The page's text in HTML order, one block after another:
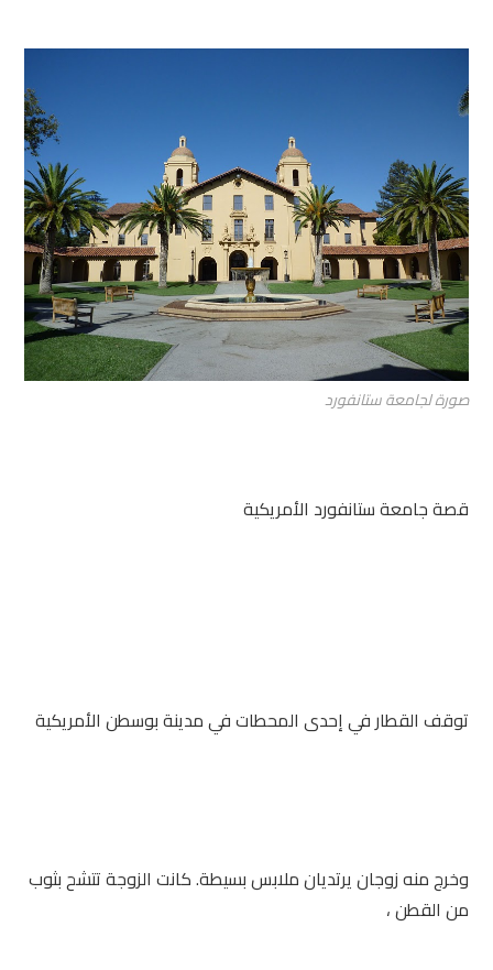
صورة لجامعة ستانفورد
قصة جامعة ستانفورد الأمريكية
توقف القطار في إحدى المحطات في مدينة بوسطن الأمريكية
وخرج منه زوجان يرتديان ملابس بسيطة. كانت الزوجة تتشح بثوب
من القطن ،